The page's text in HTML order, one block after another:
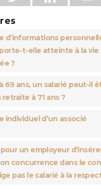
d’informations
t-elle atteinte à la vie
?
69 ans, un salarié peut-il
retraite à 71 ans ?
individuel d’un associé
un employeur
concurrence dans le
pas le salarié à la